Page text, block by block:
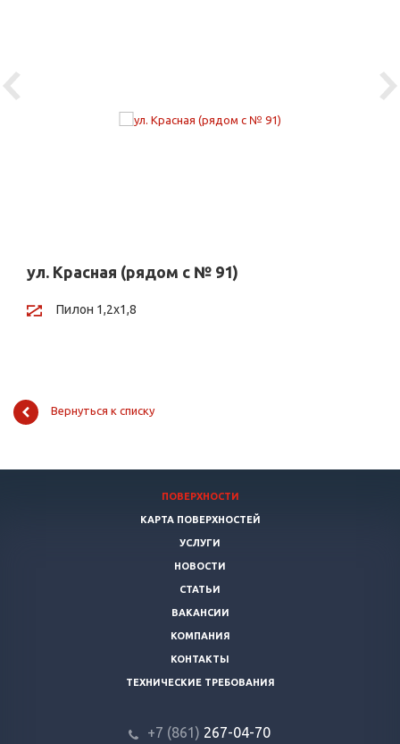
Previous
ул. Красная (рядом с № 91)
Пилон 1,2х1,8
Вернуться к списку
ПОВЕРХНОСТИ
КАРТА ПОВЕРХНОСТЕЙ
УСЛУГИ
НОВОСТИ
СТАТЬИ
ВАКАНСИИ
КОМПАНИЯ
КОНТАКТЫ
ТЕХНИЧЕСКИЕ ТРЕБОВАНИЯ
+7 (861) 267-04-70